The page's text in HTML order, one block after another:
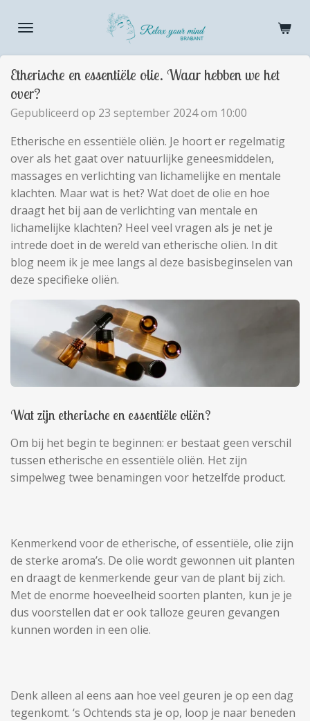
direct
de
hoofdinhoud
Etherische en essentiële olie. Waar hebben we het
over?
Gepubliceerd op 23 september 2024 om 10:00
Etherische en essentiële oliën. Je hoort er regelmatig
over als het gaat over natuurlijke geneesmiddelen,
massages en verlichting van lichamelijke en mentale
klachten. Maar wat is het? Wat doet de olie en hoe
draagt het bij aan de verlichting van mentale en
lichamelijke klachten? Heel veel vragen als je net je
intrede doet in de wereld van etherische oliën. In dit
blog neem ik je mee langs al deze basisbeginselen van
deze specifieke oliën.
Wat zijn etherische en essentiële oliën?
Om bij het begin te beginnen: er bestaat geen verschil
tussen etherische en essentiële oliën. Het zijn
simpelweg twee benamingen voor hetzelfde product.
Kenmerkend voor de etherische, of essentiële, olie zijn
de sterke aroma’s. De olie wordt gewonnen uit planten
en draagt de kenmerkende geur van de plant bij zich.
Met de enorme hoeveelheid soorten planten, kun je je
dus voorstellen dat er ook talloze geuren gevangen
kunnen worden in een olie.
Denk alleen al eens aan hoe veel geuren je op een dag
tegenkomt. ‘s Ochtends sta je op, loop je naar beneden